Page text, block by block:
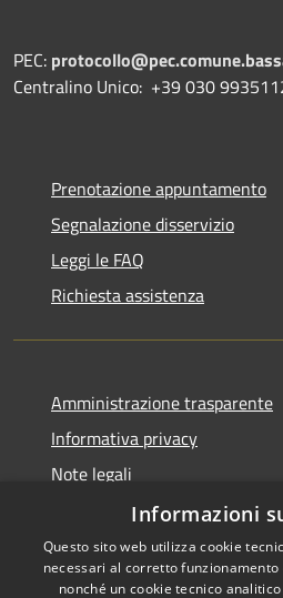
PEC:
Centralino Unico: +39 030
Prenotazione appuntamento
Segnalazione disservizio
Leggi le FAQ
Richiesta assistenza
Amministrazione trasparente
Informativa privacy
Note legali
Dichiarazione di accessibilità
Informazioni
Questo sito web utilizza cookie
necessari al corretto
nonché un cookie tecnico